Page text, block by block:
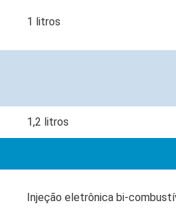
1 litros
1,2 litros
Injeção eletrônica bi-